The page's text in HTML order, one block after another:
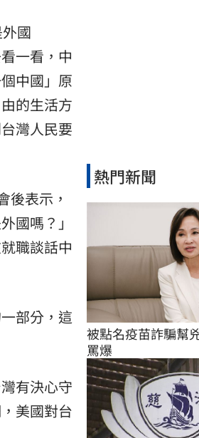
國
一看，中
中國」原
的生活方
灣人民要
後表示，
國嗎？」
職談話中
部分，這
有決心守
美國對台
熱門新聞
被點名疫苗詐騙幫
罵爆